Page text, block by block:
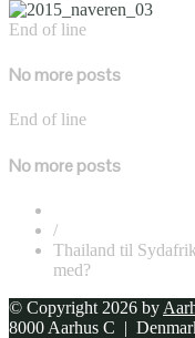
End of line
No more posts
End of line
No more posts
/
Thailand til
med?
© Copyright 2026 by
8000 Aarhus C |